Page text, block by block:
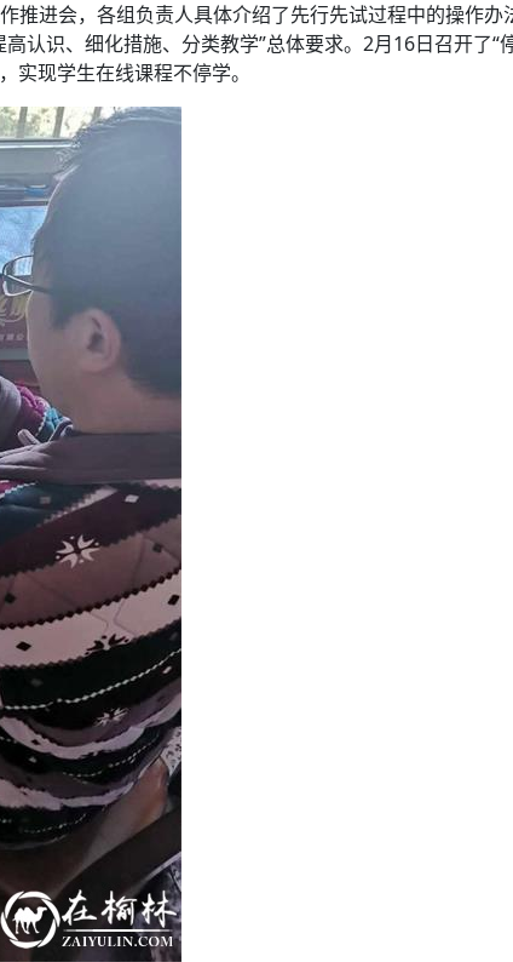
推进会，各组负责人具体介绍了先行先试过程中的操作
认识、细化措施、分类教学”总体要求。2月16日召开了
实现学生在线课程不停学。